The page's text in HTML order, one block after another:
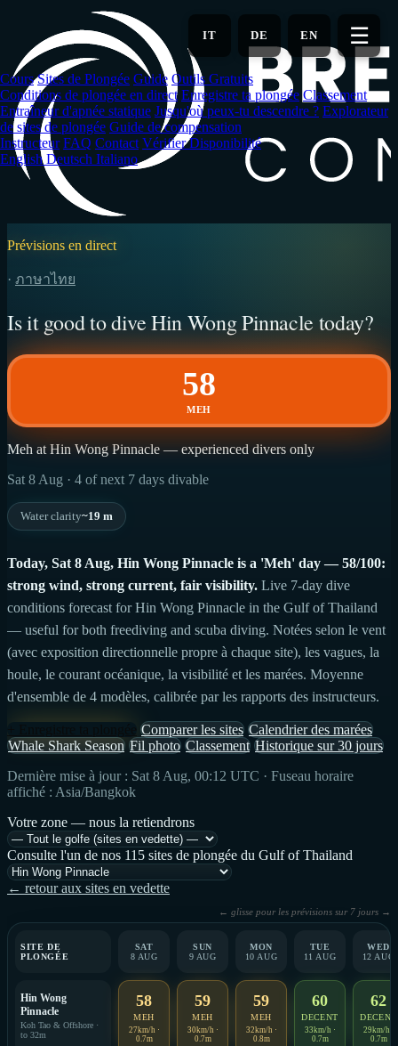
contenu
principal
EN
DE
IT ☰
Cours Sites de Plongée Guide Outils Gratuits
Conditions de plongée en direct Enregistre ta plongée Classement
Entraîneur d'apnée statique Jusqu'où peux-tu descendre ? Explorateur
de sites de plongée Guide de compensation
Instructeur FAQ Contact Vérifier Disponibilité
EnglishDeutsch Italiano
Prévisions en direct
· ภาษาไทย
Is it good to dive Hin Wong Pinnacle today?
58
MEH
Meh at Hin Wong Pinnacle — experienced divers only
Sat 8 Aug · 4 of next 7 days divable
Water clarity~19 m
Today, Sat 8 Aug, Hin Wong Pinnacle is a 'Meh' day — 58/100:
strong wind, strong current, fair visibility. Live 7-day dive
conditions forecast for Hin Wong Pinnacle in the Gulf of Thailand
— useful for both freediving and scuba diving. Notées selon le vent
(avec exposition directionnelle propre à chaque site), les vagues, la
houle, le courant océanique, la visibilité et les marées. Moyenne
d'ensemble de 4 modèles, calibrée par les rapports des instructeurs.
Comparer les sites Calendrier des marées
Whale Shark Season Fil photo Classement Historique sur 30 jours
Dernière mise à jour : Sat 8 Aug, 00:12 UTC · Fuseau horaire
affiché : Asia/Bangkok
Votre zone — nous la retiendrons
Consulte l'un de nos 115 sites de plongée du Gulf of Thailand
← retour aux sites en vedette
← glisse pour les prévisions sur 7 jours →
SITE DE
PLONGÉE
SAT
8 AUG
SUN
9 AUG
MON
10 AUG
TUE
11 AUG
WED
12 AUG
Hin Wong
Pinnacle
Koh Tao & Offshore ·
to 32m
58
MEH
27km/h ·
0.7m
59
MEH
30km/h ·
0.7m
59
MEH
32km/h ·
0.8m
60
DECENT
33km/h ·
0.7m
62
DECENT
29km/h ·
0.7m